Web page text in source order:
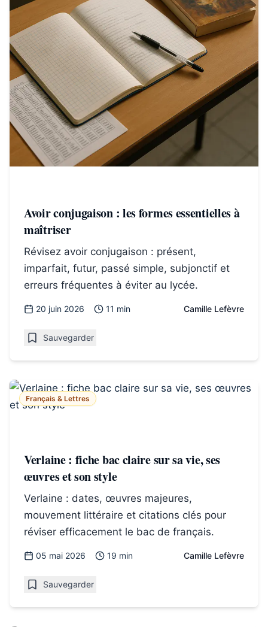
Avoir conjugaison : les formes essentielles à
maîtriser
Révisez avoir conjugaison : présent,
imparfait, futur, passé simple, subjonctif et
erreurs fréquentes à éviter au lycée.
20 juin 2026 11 min Camille Lefèvre
Sauvegarder
Français & Lettres
Verlaine : fiche bac claire sur sa vie, ses
œuvres et son style
Verlaine : dates, œuvres majeures,
mouvement littéraire et citations clés pour
réviser efficacement le bac de français.
05 mai 2026 19 min Camille Lefèvre
Sauvegarder